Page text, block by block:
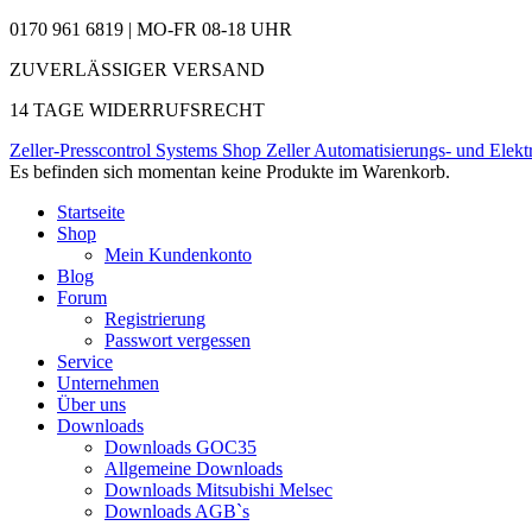
0170 961 6819 | MO-FR 08-18 UHR
ZUVERLÄSSIGER VERSAND
14 TAGE WIDERRUFSRECHT
Zeller-Presscontrol Systems Shop Zeller Automatisierungs- und
Es befinden sich momentan keine Produkte im Warenkorb.
Startseite
Shop
Mein Kundenkonto
Blog
Forum
Registrierung
Passwort vergessen
Service
Unternehmen
Über uns
Downloads
Downloads GOC35
Allgemeine Downloads
Downloads Mitsubishi Melsec
Downloads AGB`s